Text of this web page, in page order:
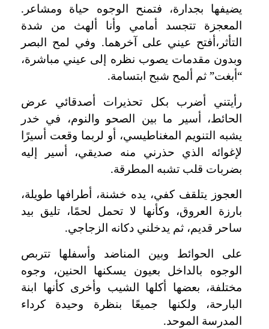
يضيفها بجدارة، فتمنح الوجوه حياة ومشاعر.
المعجزة تتجسد أمامي وأنا ألهث من شدة
التأثر،أفتح عيني على آخرهما. وفي لمح البصر
وبدون مقدمات يصوب نظره إلى عيني مباشرة،
“أبغت” ثم ألمح شبح ابتسامة.
رأيتني أضرب بكل تحذيرات أصدقائي عرض
الحائط، أسير ما بين الصحو والنوم، في خدر
يشبه التنويم المغناطيسي، أو لربما وقعت أسيرًا
لإغوائه الذي حذرني منه صديقي، أسير إليه
بضربات قلب تشبه المطرقة.
العجوز يتلقف كفي، يده خشنة، أطرافها طويلة،
بارزة العروق، وكأنها لا تحمل لحمًا، تليق بيد
ساحر قديم، ثم يدخلني دكانه الزجاجي.
على الحوائط وبين المناضد وأسفلها تتربص
الوجوه بالداخل بعيون يسكنها الحنين، وجوه
مختلفة، بعضها أكلها الشيب وأخرى كأنها ابنة
البارحة، ولكنها جميعًا بنظرة وحيدة كرداء
المدرسة الموحد.